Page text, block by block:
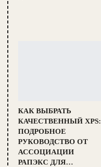
КАК ВЫБРАТЬ
КАЧЕСТВЕННЫЙ XPS:
ПОДРОБНОЕ
РУКОВОДСТВО ОТ
АССОЦИАЦИИ
РАПЭКС ДЛЯ…